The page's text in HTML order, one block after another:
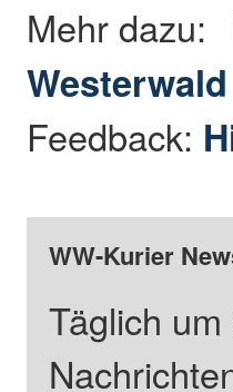
Mehr dazu:
Westerwald
Feedback:
WW-Kurier
Täglich